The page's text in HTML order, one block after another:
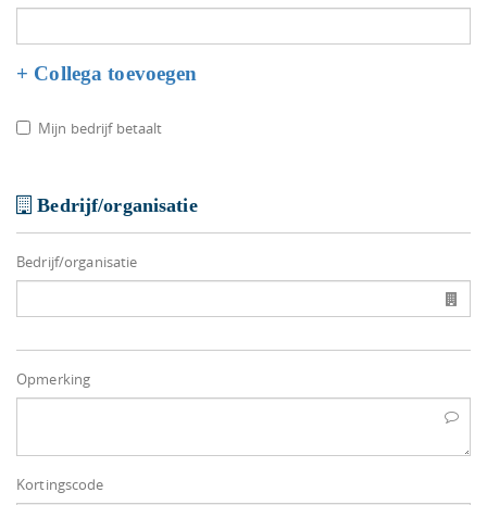
+ Collega toevoegen
Mijn bedrijf betaalt
Bedrijf/organisatie
Bedrijf/organisatie
Opmerking
Kortingscode